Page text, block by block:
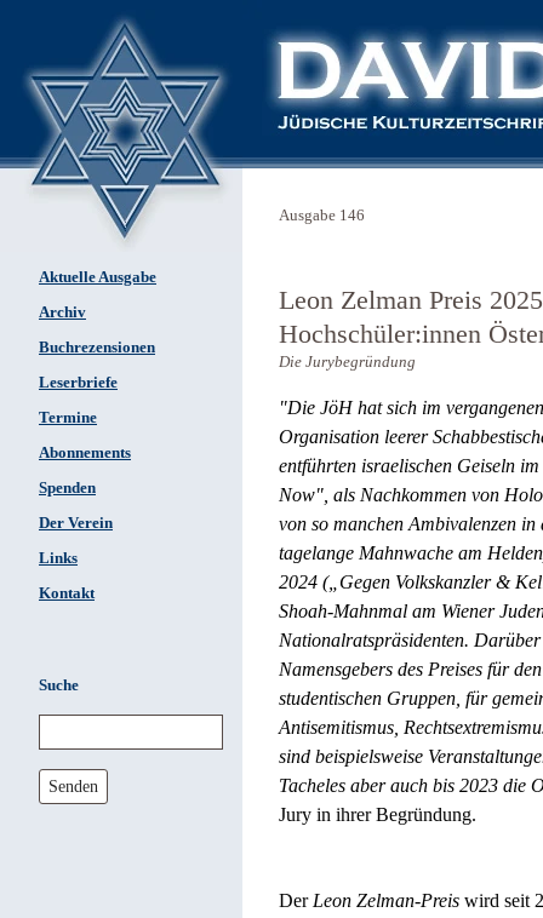
Aktuelle Ausgabe
Archiv
Buchrezensionen
Leserbriefe
Termine
Abonnements
Spenden
Der Verein
Links
Kontakt
Suche
Senden
Ausgabe 146
Leon Zelman Preis
Hochschüler:innen
Die Jurybegründung
"Die JöH hat sich im
Organisation leerer
entführten israelischen Geiseln
Now", als Nachkommen von
von so manchen Ambivalenzen
tagelange Mahnwache am
2024 („Gegen Volkskanzler &
Shoah-Mahnmal am Wiener
Nationalratspräsidenten.
Namensgebers des Preises für
studentischen Gruppen, für
Antisemitismus,
sind beispielsweise
Tacheles aber auch bis 2023 die
Jury in ihrer Begründung.
Der Leon Zelman-Preis wird seit